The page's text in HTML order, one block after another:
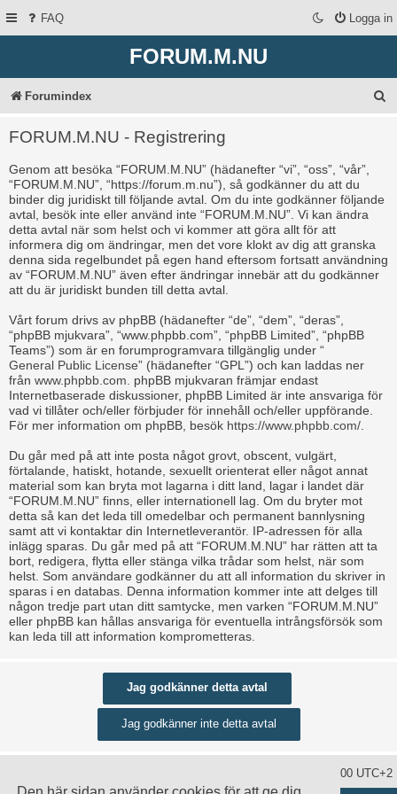
FAQ Logga in
FORUM.M.NU
Forumindex
FORUM.M.NU - Registrering
Genom att besöka “FORUM.M.NU” (hädanefter “vi”, “oss”, “vår”,
“FORUM.M.NU”, “https://forum.m.nu”), så godkänner du att du
binder dig juridiskt till följande avtal. Om du inte godkänner följande
avtal, besök inte eller använd inte “FORUM.M.NU”. Vi kan ändra
detta avtal när som helst och vi kommer att göra allt för att
informera dig om ändringar, men det vore klokt av dig att granska
denna sida regelbundet på egen hand eftersom fortsatt användning
av “FORUM.M.NU” även efter ändringar innebär att du godkänner
att du är juridiskt bunden till detta avtal.
Vårt forum drivs av phpBB (hädanefter “de”, “dem”, “deras”,
“phpBB mjukvara”, “www.phpbb.com”, “phpBB Limited”, “phpBB
Teams”) som är en forumprogramvara tillgänglig under “
General Public License” (hädanefter “GPL”) och kan laddas ner
från www.phpbb.com . phpBB mjukvaran främjar endast
Internetbaserade diskussioner, phpBB Limited är inte ansvariga för
vad vi tillåter och/eller förbjuder för innehåll och/eller uppförande.
För mer information om phpBB, besök https://www.phpbb.com/
Du går med på att inte posta något grovt, obscent, vulgärt,
förtalande, hatiskt, hotande, sexuellt orienterat eller något annat
material som kan bryta mot lagarna i ditt land, lagar i landet där
“FORUM.M.NU” finns, eller internationell lag. Om du bryter mot
detta så kan det leda till omedelbar och permanent bannlysning
samt att vi kontaktar din Internetleverantör. IP-adressen för alla
inlägg sparas. Du går med på att “FORUM.M.NU” har rätten att ta
bort, redigera, flytta eller stänga vilka trådar som helst, när som
helst. Som användare godkänner du att all information du skriver in
sparas i en databas. Denna information kommer inte att delges till
någon tredje part utan ditt samtycke, men varken “FORUM.M.NU”
eller phpBB kan hållas ansvariga för eventuella intrångsförsök som
kan leda till att information komprometteras.
Alla tidsangivelser är UTC+02:00 UTC+2